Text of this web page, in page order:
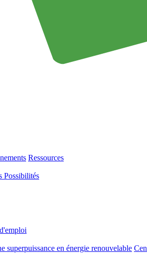
Ressources
Possibilités
superpuissance en énergie renouvelable